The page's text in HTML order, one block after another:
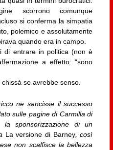
scorrono comunque
si conferma la simpatia
polemico e assolutamente
quando era in campo.
di entrare in politica (non è
a effetto: “sono
se avrebbe senso.
ne sancisse il successo
sulle pagine di Carmilla di
sponsorizzazione di un
La versione di Barney, così
non scalfisce la bellezza